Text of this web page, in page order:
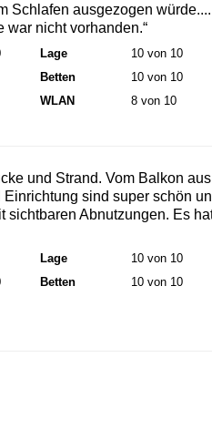
Schlafen ausgezogen
war nicht vorhanden.“
Lage
10 von 10
Betten
10 von 10
WLAN
8 von 10
und Strand. Vom Balkon
Einrichtung sind super schön
sichtbaren Abnutzungen. Es
Lage
10 von 10
Betten
10 von 10